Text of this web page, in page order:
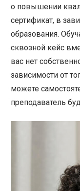
о повышении
сертификат, в
образования.
сквозной кейс
вас нет
зависимости от
можете
преподаватель